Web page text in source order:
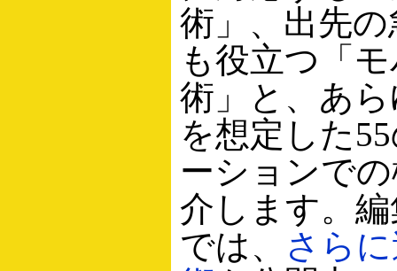
術」、出先
も役立つ「
術」と、あ
を想定した
ーションで
介します。
では、
さら